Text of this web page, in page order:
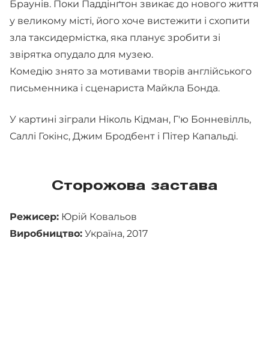
Браунів. Поки Паддінґтон звикає до нового життя
у великому місті, його хоче вистежити і схопити
зла таксидермістка, яка планує зробити зі
звірятка опудало для музею.
Комедію знято за мотивами творів англійського
письменника і сценариста Майкла Бонда.
У картині зіграли Ніколь Кідман, Г'ю Бонневілль,
Саллі Гокінс, Джим Бродбент і Пітер Капальді.
Сторожова застава
Режисер: Юрій Ковальов
Виробництво: Україна, 2017